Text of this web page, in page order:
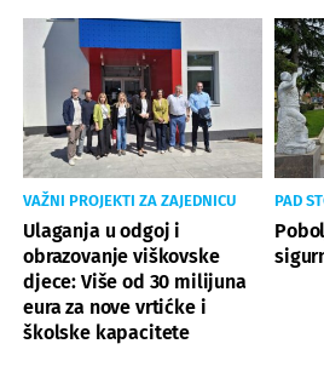
VAŽNI PROJEKTI ZA ZAJEDNICU
Ulaganja u odgoj i
obrazovanje viškovske
djece: Više od 30 milijuna
eura za nove vrtićke i
školske kapacitete
PAD